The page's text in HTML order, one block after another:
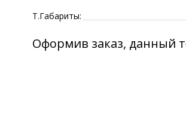
Т.Габариты:
Оформив заказ, данный